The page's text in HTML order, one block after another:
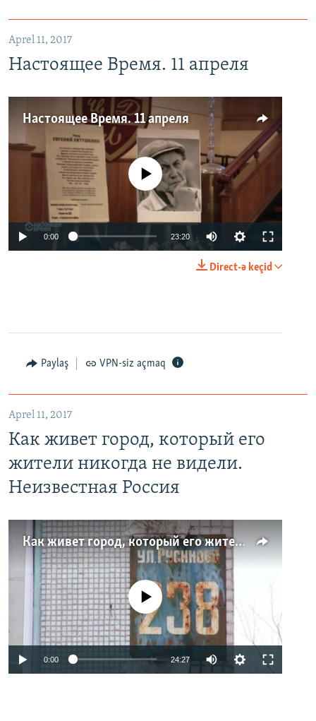
Aprel 11, 2017
Настоящее Время. 11 апреля
Настоящее Время. 11 апреля
No media source currently available
0:00 23:20
Direct-ə keçid
Paylaş VPN-siz açmaq
Aprel 11, 2017
Как живет город, который его
жители никогда не видели.
Неизвестная Россия
Как живет город, который его жители никогда не видели. Неизвестная Россия
No media source currently available
0:00 24:27